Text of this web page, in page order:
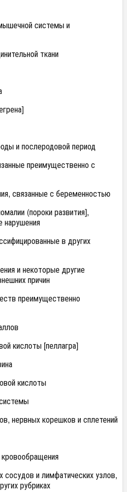
системы и
ткани
и послеродовой период
преимущественно с
связанные с беременностью
(пороки развития],
нарушения
в других
и некоторые другие
причин
преимущественно
кислоты [пеллагра]
кислоты
нервных корешков и сплетений
сосудов и лимфатических узлов,
рубриках